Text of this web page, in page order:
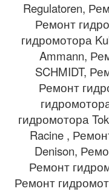
Regulatoren,
Ремонт
гидромотора
Ammann,
SCHMIDT,
Ремонт
гидромотора
Racine ,
Denison,
Ремонт
Ремонт